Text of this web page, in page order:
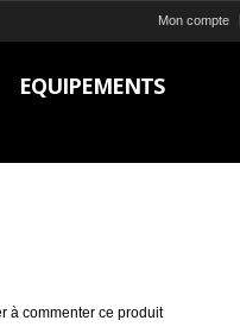
Mon compte
EQUIPEMENTS
à commenter ce produit